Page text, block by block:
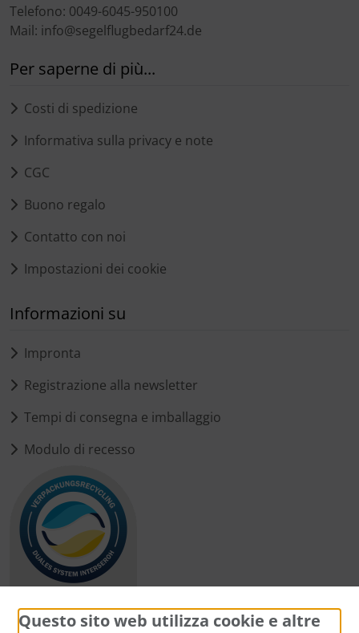
Telefono: 0049-6045-950100
Mail: info@segelflugbedarf24.de
Per saperne di più...
Costi di spedizione
Informativa sulla privacy e note
CGC
Buono regalo
Contatto con noi
Impostazioni dei cookie
Informazioni su
Impronta
Registrazione alla newsletter
Tempi di consegna e imballaggio
Modulo di recesso
Questo sito web utilizza cookie e altre